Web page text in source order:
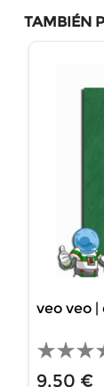
TAMBIÉN
veo veo |
9,50 €